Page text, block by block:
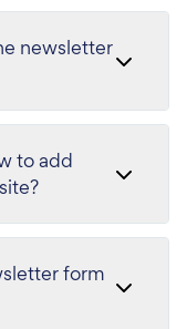
newsletter
to add
form